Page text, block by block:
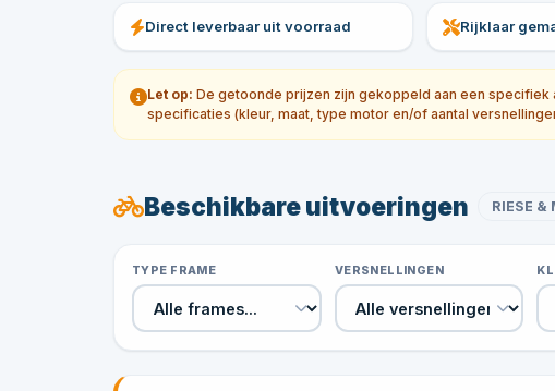
Direct leverbaar uit voorraad Rijklaar
Let op: De getoonde prijzen zijn gekoppeld aan een
specificaties (kleur, maat, type motor en/of aantal
Beschikbare uitvoeringen RIESE &
TYPE FRAME VERSNELLINGEN